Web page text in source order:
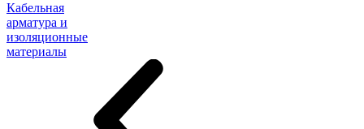
Кабельная
арматура и
изоляционные
материалы